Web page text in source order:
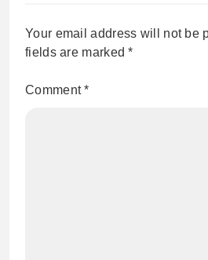
Your email address will not be
fields are marked*
Comment*